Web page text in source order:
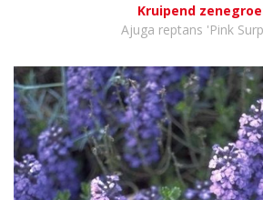
Kruipend
Ajuga reptans 'Pink